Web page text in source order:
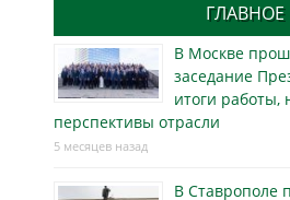
ГЛАВНОЕ
В Москве
заседание
итоги работы,
перспективы отрасли
5 месяцев назад
В Ставрополе